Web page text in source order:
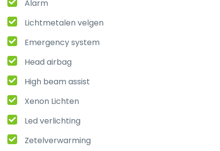
Alarm
Lichtmetalen velgen
Emergency system
Head airbag
High beam assist
Xenon Lichten
Led verlichting
Zetelverwarming